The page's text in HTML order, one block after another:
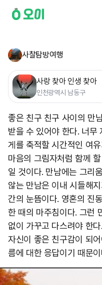
사찰탐방여행
사랑 찾아 인생 찾아
인천광역시 남동구
좋은 친구 친구 사이의 만
받을 수 있어야 한다. 너무
게를 축적할 시간적인 여
마음의 그림자처럼 함께
일 것이다. 만남에는 그리
않는 만남은 이내 시들해
간의 눈뜸이다. 영혼의 진
한 때의 마주침이다. 그런
없이 가꾸고 다스려야 한
자신이 좋은 친구감이 되
름에 대한 응답이기 때문